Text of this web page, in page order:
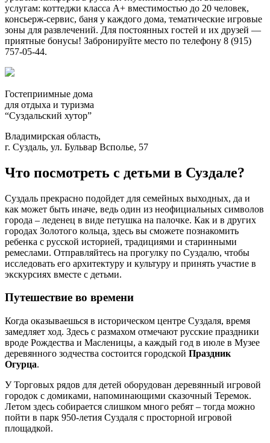
услугам: коттеджи класса А+ вместимостью до 20 человек,
консьерж-сервис, баня у каждого дома, тематические игровые
зоны для развлечений. Для постоянных гостей и их друзей —
приятные бонусы! Забронируйте место по телефону 8 (915)
757-05-44.
Гостеприимные дома
для отдыха и туризма
“Суздальский хутор”
Владимирская область,
г. Суздаль, ул. Бульвар Всполье, 57
Что посмотреть с детьми в Суздале?
Суздаль прекрасно подойдет для семейных выходных, да и
как может быть иначе, ведь один из неофициальных символов
города – леденец в виде петушка на палочке. Как и в других
городах Золотого кольца, здесь вы сможете познакомить
ребенка с русской историей, традициями и старинными
ремеслами. Отправляйтесь на прогулку по Суздалю, чтобы
исследовать его архитектуру и культуру и принять участие в
экскурсиях вместе с детьми.
Путешествие во времени
Когда оказываешься в историческом центре Суздаля, время
замедляет ход. Здесь с размахом отмечают русские праздники
вроде Рождества и Масленицы, а каждый год в июле в Музее
деревянного зодчества состоится городской Праздник
Огурца.
У Торговых рядов для детей оборудован деревянный игровой
городок с домиками, напоминающими сказочный Теремок.
Летом здесь собирается слишком много ребят – тогда можно
пойти в парк 950-летия Суздаля с просторной игровой
площадкой.